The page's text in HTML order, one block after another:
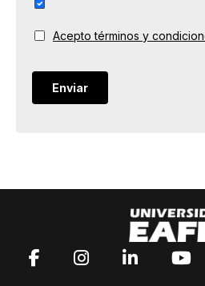
Acepto términos y